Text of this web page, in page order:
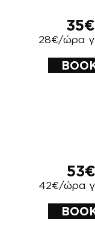
35€
28€/ώρα
53€
42€/ώρα